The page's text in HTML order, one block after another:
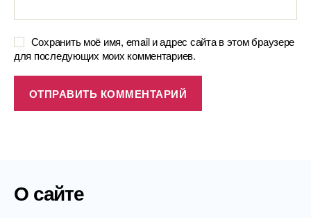
Сохранить моё имя, email и адрес сайта в этом браузере
для последующих моих комментариев.
О сайте